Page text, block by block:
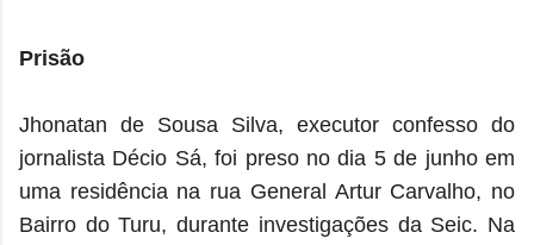
Prisão
Jhonatan de Sousa Silva, executor confesso do
jornalista Décio Sá, foi preso no dia 5 de junho em
uma residência na rua General Artur Carvalho, no
Bairro do Turu, durante investigações da Seic. Na